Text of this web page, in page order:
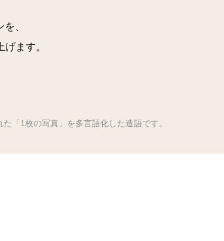
、
ます。
た「1枚の写真」を多言語化した造語です。